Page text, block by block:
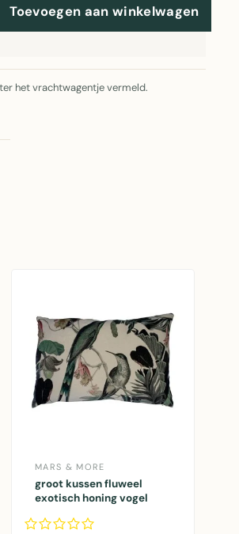
Toevoegen aan winkelwagen
het vrachtwagentje vermeld.
MARS & MORE
groot kussen fluweel
exotisch honing vogel